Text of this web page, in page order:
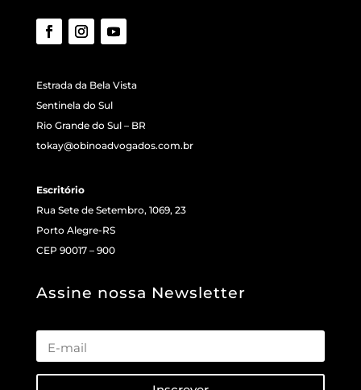
Estrada da Bela Vista
Sentinela do Sul
Rio Grande do Sul – BR
tokay@obinoadvogados.com.br
Escritório
Rua Sete de Setembro, 1069, 23
Porto Alegre-RS
CEP 90017 – 900
Assine nossa Newsletter